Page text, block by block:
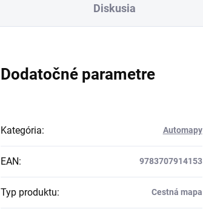
Diskusia
Dodatočné parametre
Kategória: Automapy
EAN: 9783707914153
Typ produktu: Cestná mapa